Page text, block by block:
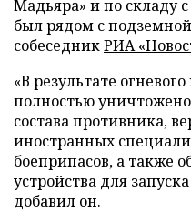
Мадьяра» и по складу
был рядом с
собеседникРИА
«В результате
полностью
состава противника,
иностранных
боеприпасов, а также
устройства для
добавил он.